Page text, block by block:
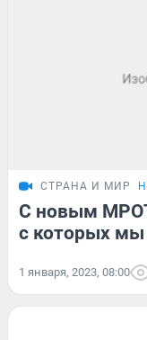
СТРАНА И МИР
С новым
с которых мы
1 января, 2023, 08:00